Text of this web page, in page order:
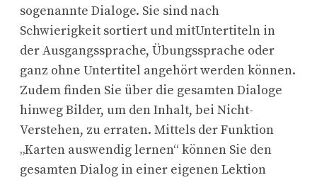
sogenannte Dialoge. Sie sind nach
Schwierigkeit sortiert und mitUntertiteln in
der Ausgangssprache, Übungssprache oder
ganz ohne Untertitel angehört werden können.
Zudem finden Sie über die gesamten Dialoge
hinweg Bilder, um den Inhalt, bei Nicht-
Verstehen, zu erraten. Mittels der Funktion
„Karten auswendig lernen“ können Sie den
gesamten Dialog in einer eigenen Lektion